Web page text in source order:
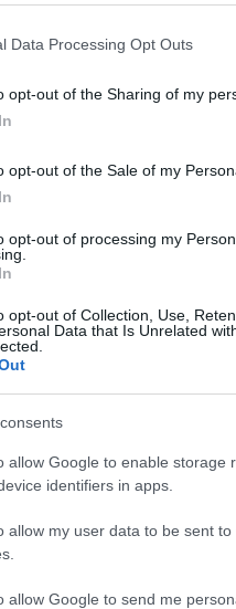
Data Processing Opt Outs
opt-out of the Sharing of my
opt-out of the Sale of my
opt-out of processing my
opt-out of Collection, Use,
Data that Is Unrelated
allow Google to enable storage
identifiers in apps.
allow my user data to be sent
allow Google to send me
με Τεχνητή
δεδομένων,
εικόνες.
τη σύγκρισης που
εκτάσεις (model
μετά
προηγούμενες
για την
τη δυνατότητα
τη μεμονωμένη
χρειάζονται